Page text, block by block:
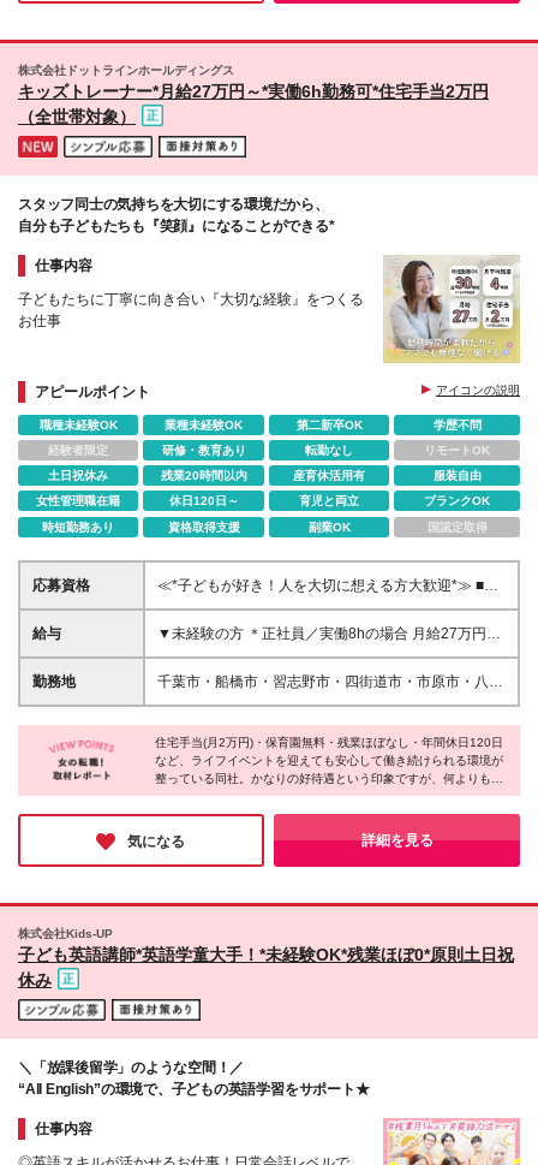
町／名古屋市中村区平池町 ■三重県 四日市市泊小柳
町／四日市市日永 ■富山県 砺波市中神 ■岐阜県 岐
阜市柳津町丸野 ■滋賀県 大津市一里山 ■兵庫県 川
辺郡猪名川町松尾台／加西市北条町北条 ■香川県 高
松市香西本町
株式会社ドットラインホールディングス
キッズトレーナー*月給27万円～*実働6h勤務可*住宅手当2万円
（全世帯対象）
スタッフ同士の気持ちを大切にする環境だから、
自分も子どもたちも『笑顔』になることができる*
仕事内容
子どもたちに丁寧に向き合い『大切な経験』をつくる
お仕事
＊週5×実働6h（週30時間）勤務OK
＊最長3ヵ月の研修サポートあり
＊自社内保育園が無料
＊チーム体制で休暇も取りやすい！
アピールポイント アイコンの説明
職種未経験OK 業種未経験OK 第二新卒OK
学歴不問
経験者限定
研修・教育あり 転勤なし
リモートOK
土日祝休み
残業20時間以内 産育休活用有
服装自由
女性管理職在籍
休日120日～ 育児と両立
ブランクOK
時短勤務あり
資格取得支援 副業OK 国認定取得
応募資格
≪*子どもが好き！人を大切に想える方大歓迎*≫ ■未
経験歓迎 ■学歴不問／資格不要 ■職種・業種未経験歓
迎 ＼こんな方はお待ちしています！／ ・家庭やプラ
に取り組むことが好きな方 ・子供が好きで、成長を
サポートしたい方 ・身体を動かすことが好きな方 ・
給与
▼未経験の方 ＊正社員／実働8hの場合 月給27万円～
31万円＋諸手当 ※上記は、固定残業時間（30時間分
／5万円～）含む ※固定残業代は残業がない場合も支
員×時短勤務／実働6hの場合 月給18万2000円～20万
9,500円＋諸手当 ※上記は、固定残業時間（10時間分
／1.7万円～）含む ※固定残業代は残業がない場合も
上記は、固定残業時間（30時間分／6.4万円～）含む
※固定残業代は残業がない場合も支給し、超過分は別
時間（45時間分／9万円～）含む ※固定残業代は残業
用期間:月給341,000円～(固定残業45時間分・8.6万円
～) 【他手当】 ■住宅手当(月2万円) ■交通費支給（上
限3万円／月まで） ■役職手当（1万5000円～20万円
／月） ■職能手当（2万7000円～8万2000円／月）
勤務地
千葉市・船橋市・習志野市・四街道市・市原市・八千
代市・鎌ケ谷市・佐倉市・松戸市の各教室 ＊転居を
伴う転勤なし！ ＊勤務地はご希望を考慮します♪ ＊
U・Iターンも歓迎♪ ＊マイカー通勤OK！駐車場を完備
【配属先】 ■千葉市中央区 └千葉中央、浜野、蘇我、
新千葉、都町、西千葉 ■千葉市若葉区 └小倉台、都
賀、千城台 ■千葉市稲毛区 └長沼原、小仲台 ■千葉市
花見川区 └花見川、新検見川、幕張 ■千葉市美浜区 └
幸町、高浜、真砂 ■千葉市緑区 └あすみが丘、おゆみ
新松戸 ＜2026年9月新規OPEN施設＞ ※オープニ
新松戸3-40 ・志津教室 └千葉県佐倉市上志津1673-
稲毛駅前教室 └千葉県千葉市稲毛区小仲台6-16-6
(変更の範囲)上記を除く当社関連勤務地
住宅手当(月2万円)・保育園無料・残業ほぼなし・年間休日120日
など、ライフイベントを迎えても安心して働き続けられる環境が
整っている同社。かなりの好待遇という印象ですが、何よりも
『社員の働きやすさ』を大切にする同社の中では「こういった待
遇はもはや普通のこと」なんだとか！そんな環境のせいか、事務
所内はとても明るく、インタビューに応じてくださった社員の皆
さんも朗らかな方ばかりでした♪
気になる 詳細を見る
株式会社Kids-UP
子ども英語講師*英語学童大手！*未経験OK*残業ほぼ0*原則土日祝
休み
＼「放課後留学」のような空間！／
“All English”の環境で、子どもの英語学習をサポート★
仕事内容